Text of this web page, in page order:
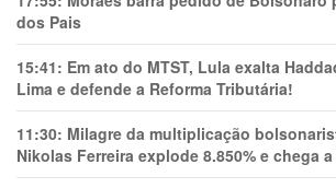
dos Pais
15:41: Em ato do MTST, Lula exalta
Lima e defende a Reforma Tributária!
11:30: Milagre da multiplicação
Nikolas Ferreira explode 8.850% e chega